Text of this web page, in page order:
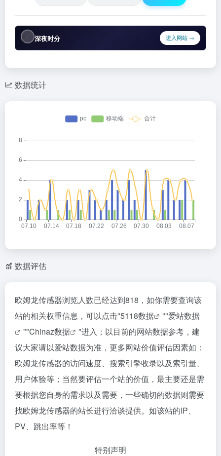
🌌深夜时分 进入网站 →
数据统计
数据评估
欧姆龙传感器浏览人数已经达到818，如你需要查询该
站的相关权重信息，可以点击"5118数据 ""爱站数据
""Chinaz数据
"进入；以目前的网站数据参考，建
议大家请以爱站数据为准，更多网站价值评估因素如：
欧姆龙传感器的访问速度、搜索引擎收录以及索引量、
用户体验等；当然要评估一个站的价值，最主要还是需
要根据您自身的需求以及需要，一些确切的数据则需要
找欧姆龙传感器的站长进行洽谈提供。如该站的IP、
PV、跳出率等！
特别声明